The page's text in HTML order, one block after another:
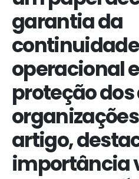
garantia da
continuidade
operacional
proteção
artigo,
importância